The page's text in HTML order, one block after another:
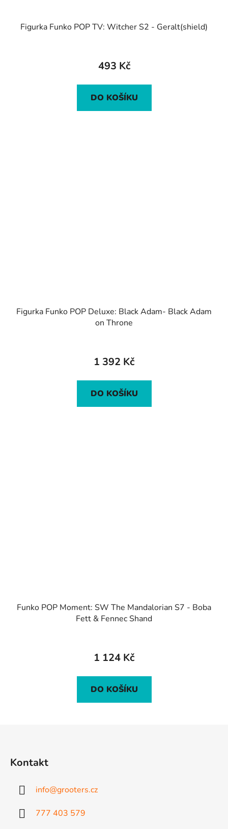
Figurka Funko POP TV: Witcher S2 - Geralt(shield)
493 Kč
DO KOŠÍKU
Figurka Funko POP Deluxe: Black Adam- Black Adam
on Throne
1 392 Kč
DO KOŠÍKU
Funko POP Moment: SW The Mandalorian S7 - Boba
Fett & Fennec Shand
1 124 Kč
DO KOŠÍKU
Kontakt
info@grooters.cz
777 403 579